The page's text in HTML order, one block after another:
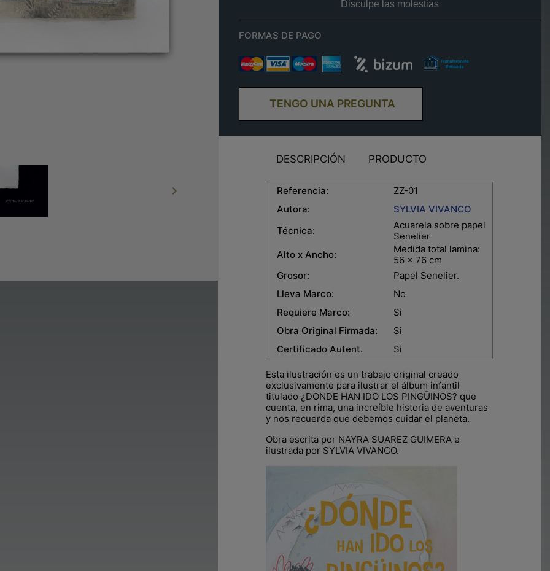

Disculpe las molestias
FORMAS DE PAGO
TENGO UNA PREGUNTA
DESCRIPCIÓN PRODUCTO
Referencia:
ZZ-01
Autora:
SYLVIA VIVANCO
Técnica:
Acuarela sobre papel
Senelier
Alto x Ancho:
Medida total lamina:
56 x 76 cm
Grosor:
Papel Senelier.
Lleva Marco:
No
Requiere Marco:
Si
Obra Original Firmada:
Si
Certificado Autent.
Si
Esta ilustración es un trabajo original creado
exclusivamente para ilustrar el álbum infantil
titulado ¿DONDE HAN IDO LOS PINGÜINOS? que
cuenta, en rima, una increíble historia de aventuras
y nos recuerda que debemos cuidar el planeta.
Obra escrita por NAYRA SUAREZ GUIMERA e
ilustrada por SYLVIA VIVANCO.